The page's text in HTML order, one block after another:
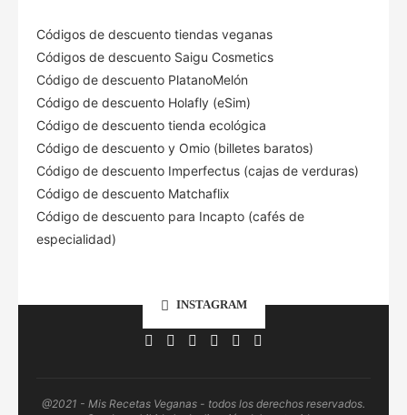
Códigos de descuento tiendas veganas
Códigos de descuento Saigu Cosmetics
Código de descuento PlatanoMelón
Código de descuento Holafly (eSim)
Código de descuento tienda ecológica
Código de descuento y Omio (billetes baratos)
Código de descuento Imperfectus (cajas de verduras)
Código de descuento Matchaflix
Código de descuento para Incapto (cafés de
especialidad)
INSTAGRAM
@2021 - Mis Recetas Veganas - todos los derechos reservados.